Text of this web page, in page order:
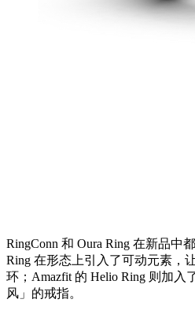
RingConn 和 Oura Ring 在新品中
Ring 在形态上引入了可动元素，
环；Amazfit 的 Helio Ring 则加入
风」的戒指。